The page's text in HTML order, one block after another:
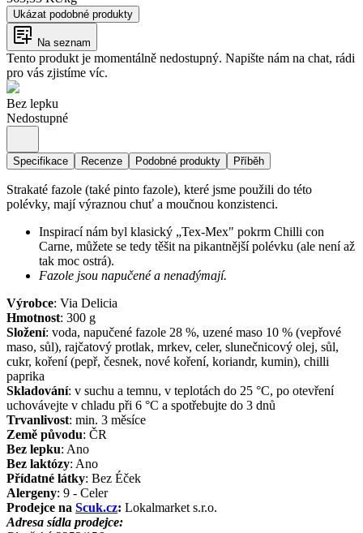
Ukázat podobné produkty
Na seznam
Tento produkt je momentálně nedostupný. Napište nám na chat, rádi
pro vás zjistíme víc.
Bez lepku
Nedostupné
Specifikace Recenze Podobné produkty Příběh
Strakaté fazole (také pinto fazole), které jsme použili do této
polévky, mají výraznou chuť a moučnou konzistenci.
Inspirací nám byl klasický „Tex-Mex" pokrm Chilli con
Carne, můžete se tedy těšit na pikantnější polévku (ale není až
tak moc ostrá).
Fazole jsou napučené a nenadýmají.
Výrobce: Via Delicia
Hmotnost: 300 g
Složení: voda, napučené fazole 28 %, uzené maso 10 % (vepřové
maso, sůl), rajčatový protlak, mrkev, celer, slunečnicový olej, sůl,
cukr, koření (pepř, česnek, nové koření, koriandr, kumin), chilli
paprika
Skladování: v suchu a temnu, v teplotách do 25 °C, po otevření
uchovávejte v chladu při 6 °C a spotřebujte do 3 dnů
Trvanlivost: min. 3 měsíce
Země původu: ČR
Bez lepku: Ano
Bez laktózy: Ano
Přídatné látky: Bez Éček
Alergeny: 9 - Celer
Prodejce na Scuk.cz: Lokalmarket s.r.o.
Adresa sídla prodejce: